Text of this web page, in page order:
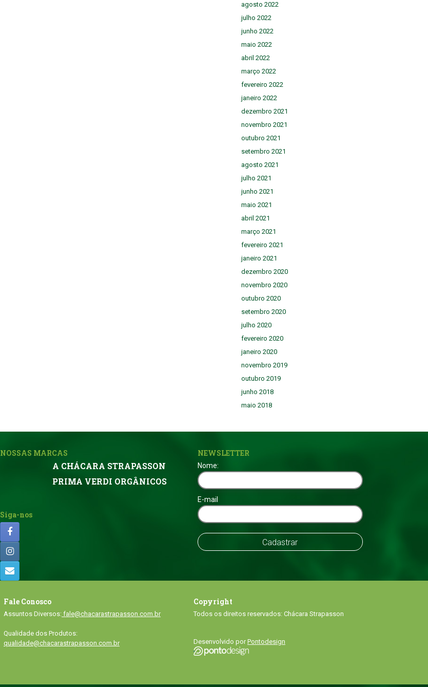
agosto 2022
julho 2022
junho 2022
maio 2022
abril 2022
março 2022
fevereiro 2022
janeiro 2022
dezembro 2021
novembro 2021
outubro 2021
setembro 2021
agosto 2021
julho 2021
junho 2021
maio 2021
abril 2021
março 2021
fevereiro 2021
janeiro 2021
dezembro 2020
novembro 2020
outubro 2020
setembro 2020
julho 2020
fevereiro 2020
janeiro 2020
novembro 2019
outubro 2019
junho 2018
maio 2018
NOSSAS MARCAS
A CHÁCARA STRAPASSON
PRIMA VERDI ORGÂNICOS
Siga-nos
NEWSLETTER
Nome:
E-mail
Fale Conosco
Assuntos Diversos: fale@chacarastrapasson.com.br
Qualidade dos Produtos:
qualidade@chacarastrapasson.com.br
Copyright
Todos os direitos reservados: Chácara Strapasson
Desenvolvido porPontodesign